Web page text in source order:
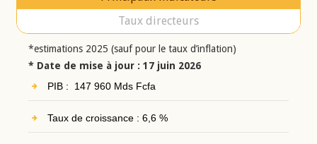
Taux directeurs
*estimations 2025 (sauf pour le taux d’inflation)
* Date de mise à jour : 17 juin 2026
PIB : 147 960 Mds Fcfa
Taux de croissance : 6,6 %